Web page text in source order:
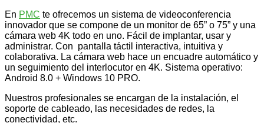
En PMC te ofrecemos un sistema de videoconferencia
innovador que se compone de un monitor de 65” o 75” y una
cámara web 4K todo en uno. Fácil de implantar, usar y
administrar. Con pantalla táctil interactiva, intuitiva y
colaborativa. La cámara web hace un encuadre automático y
un seguimiento del interlocutor en 4K. Sistema operativo:
Android 8.0 + Windows 10 PRO.
Nuestros profesionales se encargan de la instalación, el
soporte de cableado, las necesidades de redes, la
conectividad, etc.